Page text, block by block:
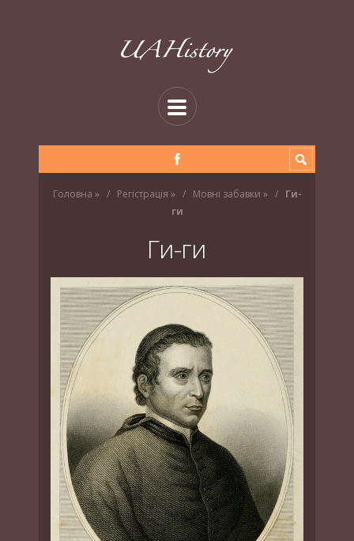
Головна » Регістрація » Мовні забавки »
Ги-
ги
Ги-ги